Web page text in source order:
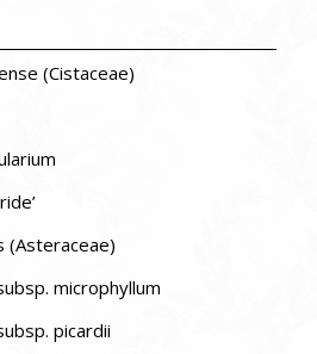
(Cistaceae)
(Asteraceae)
microphyllum
picardii